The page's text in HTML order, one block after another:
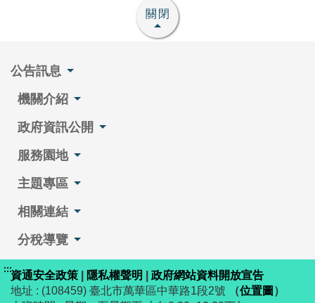
關閉
公告訊息
機關介紹
政府資訊公開
服務園地
主題專區
相關連結
分稅導覽
:::資通安全政策 隱私權聲明
政府網站資料開放宣告
地址 : (108459) 臺北市萬華區中華路1段2號
（位置圖 ）